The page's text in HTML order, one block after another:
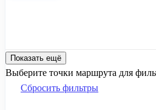
Показать ещё
Выберите точки маршрута для
Сбросить фильтры